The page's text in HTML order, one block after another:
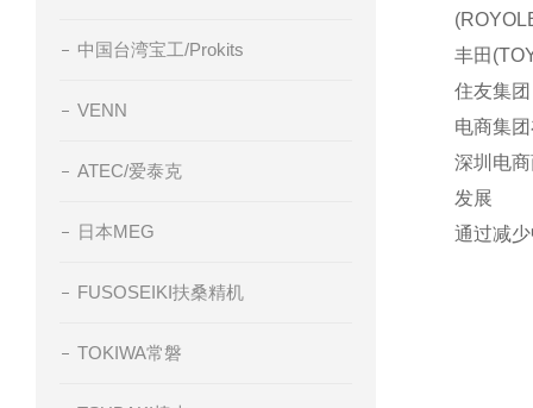
中国台湾宝工/Prokits
VENN
ATEC/爱泰克
日本MEG
FUSOSEIKI扶桑精机
TOKIWA常磐
丰田
住友集
电商集
深圳电
发展
通过减